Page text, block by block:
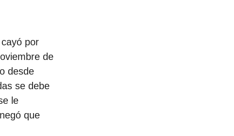
por
de
desde
se debe
le
que